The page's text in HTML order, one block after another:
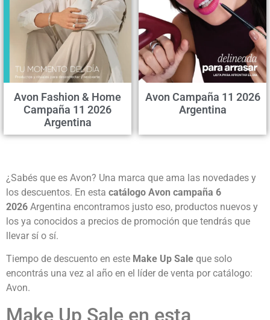
Avon Fashion & Home
Campaña 11 2026
Argentina
Avon Campaña 11 2026
Argentina
¿Sabés que es Avon? Una marca que ama las novedades y
los descuentos. En esta catálogo Avon campaña 6
2026 Argentina encontramos justo eso, productos nuevos y
los ya conocidos a precios de promoción que tendrás que
llevar sí o sí.
Tiempo de descuento en este Make Up Sale que solo
encontrás una vez al año en el líder de venta por catálogo:
Avon.